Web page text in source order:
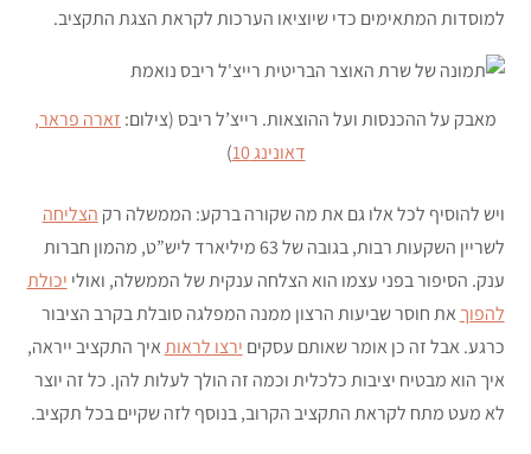
למוסדות המתאימים כדי שיוציאו הערכות לקראת הצגת התקציב.
מאבק על ההכנסות ועל ההוצאות. רייצ’ל ריבס (צילום: זארה פראר,
דאונינג 10
)
ויש להוסיף לכל אלו גם את מה שקורה ברקע: הממשלה רק הצליחה
לשריין השקעות רבות, בגובה של 63 מיליארד ליש”ט, מהמון חברות
ענק. הסיפור בפני עצמו הוא הצלחה ענקית של הממשלה, ואולי יכולת
להפוך את חוסר שביעות הרצון ממנה המפלגה סובלת בקרב הציבור
כרגע. אבל זה כן אומר שאותם עסקים ירצו לראותאיך התקציב ייראה,
איך הוא מבטיח יציבות כלכלית וכמה זה הולך לעלות להן. כל זה יוצר
לא מעט מתח לקראת התקציב הקרוב, בנוסף לזה שקיים בכל תקציב.